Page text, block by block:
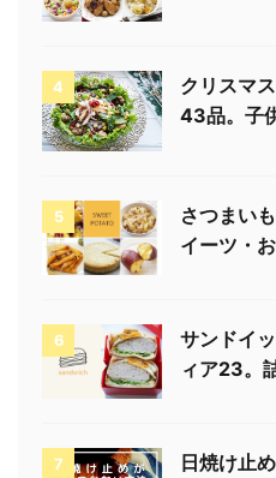
4
クリスマ
43品。子
5
さつまい
イーツ・
6
サンドイ
ィア23。
7
日焼け止